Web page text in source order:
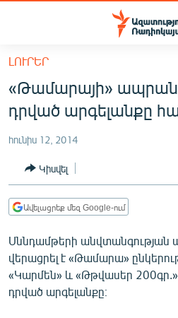
Մատչելիության
հիմնական
բովանդակությանը
Անցնել
հիմնական
մենյուին
ՀԱՅԱՍՏԱՆ
ՔԱՂԱՔԱԿԱՆ
ԸՆՏՐՈՒԹՅՈՒՆՆԵՐ 2026
ԻՐԱՎՈՒՆՔ
ՀԱՍԱՐԱԿՈՒԹՅՈՒՆ
ՂԱՐԱԲԱՂ
ՊԱՏԵՐԱԶՄԻ 6 ՇԱԲԱԹՆԵՐԸ
ՏԱՐԱԾԱՇՐՋԱՆ
ԼՈՒՐԵՐ
«Թամարայի»
դրված արգելանքը
հունիս 12, 2014
Կիսվել
Ավելացրեք մեզ Google-ում
Սննդամթերի անվտանգության
վերացրել է «Թամարա»
«Կարմեն» և «Թթվասեր
դրված արգելանքը։